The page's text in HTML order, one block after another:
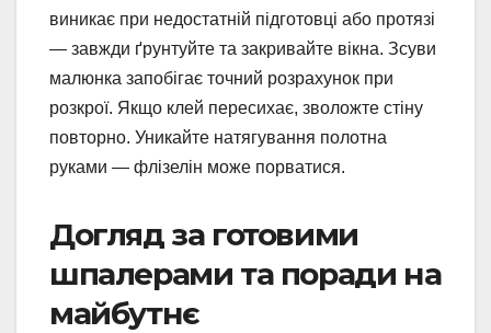
виникає при недостатній підготовці або протязі
— завжди ґрунтуйте та закривайте вікна. Зсуви
малюнка запобігає точний розрахунок при
розкрої. Якщо клей пересихає, зволожте стіну
повторно. Уникайте натягування полотна
руками — флізелін може порватися.
Догляд за готовими
шпалерами та поради на
майбутнє